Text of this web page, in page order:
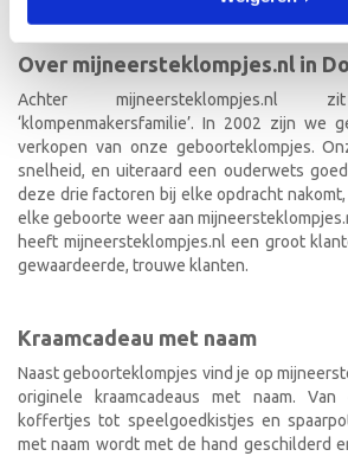
Over mijneersteklompjes.nl in
Achter
‘klompenmakersfamilie’. In 2002 zijn we
verkopen van onze geboorteklompjes.
snelheid, en uiteraard een ouderwets
deze drie factoren bij elke opdracht
elke geboorte weer aan
heeft mijneersteklompjes.nl een groot
gewaardeerde, trouwe klanten.
Kraamcadeau met naam
Naast geboorteklompjes vind je op
originele kraamcadeaus met naam.
koffertjes tot speelgoedkistjes en
met naam wordt met de hand geschilderd